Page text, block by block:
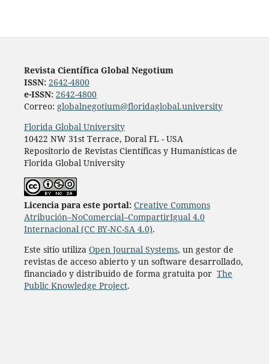
Revista Científica Global Negotium
ISSN: 2642-4800
e-ISSN: 2642-4800
Correo: globalnegotium@floridaglobal.university
Florida Global University
10422 NW 31st Terrace, Doral FL - USA
Repositorio de Revistas Científicas y Humanísticas de
Florida Global University
Licencia para este portal: Creative Commons
Atribución–NoComercial–CompartirIgual 4.0
Internacional (CC BY-NC-SA 4.0).
Este sitio utiliza Open Journal Systems, un gestor de
revistas de acceso abierto y un software desarrollado,
financiado y distribuido de forma gratuita por The
Public Knowledge Project.